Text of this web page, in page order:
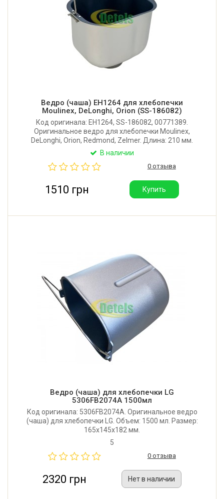
Ведро (чаша) EH1264 для хлебопечки
Moulinex, DeLonghi, Orion (SS-186082)
Код оригинала: EH1264, SS-186082, 00771389.
Оригинальное ведро для хлебопечки Moulinex,
DeLonghi, Orion, Redmond, Zelmer. Длина: 210 мм.
Ширина: 148 мм. Высота: 168 мм.
В наличии
0 отзыва
1510 грн Купить
Ведро (чаша) для хлебопечки LG
5306FB2074A 1500мл
Код оригинала: 5306FB2074A. Оригинальное ведро
(чаша) для хлебопечки LG. Объем: 1500 мл. Размер:
165x145x182 мм.
5
0 отзыва
2320 грн Нет в наличии